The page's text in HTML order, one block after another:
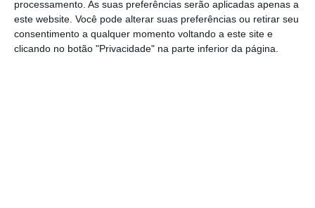
processamento. As suas preferências serão aplicadas apenas a
este website. Você pode alterar suas preferências ou retirar seu
consentimento a qualquer momento voltando a este site e
clicando no botão "Privacidade" na parte inferior da página.
matéria “tem de ser sempre concertada ou,
pelo menos alinhada com a Comissão
Europeia”, que tem a competência exclusiva